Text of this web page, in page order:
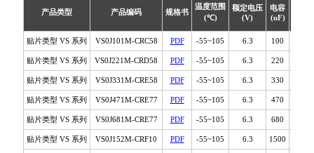
VE系列贴片铝电解电容器
SS系列贴片铝电解电容器
(小型品)
SC系列贴片铝电解电容器
(低漏电品)
KH系列贴片铝电解电容器
(高可靠性)
产品类型 产品编码 规格书
温度范围
(℃)
额定电压
(V)
电容
(uF)
贴片类型 VS 系列 VS0J101M-CRC58 PDF -55~105 6.3 100
贴片类型 VS 系列 VS0J221M-CRD58 PDF -55~105 6.3 220
贴片类型 VS 系列 VS0J331M-CRE58 PDF -55~105 6.3 330
贴片类型 VS 系列 VS0J471M-CRE77 PDF -55~105 6.3 470
贴片类型 VS 系列 VS0J681M-CRE77 PDF -55~105 6.3 680
贴片类型 VS 系列 VS0J152M-CRF10 PDF -55~105 6.3 1500